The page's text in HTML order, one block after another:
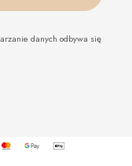
danych odbywa się